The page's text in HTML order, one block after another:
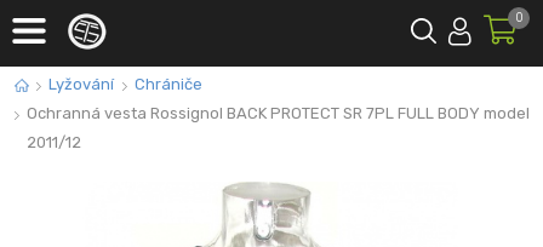
0
Lyžování
Chrániče
Ochranná vesta Rossignol BACK PROTECT SR 7PL FULL BODY model
2011/12